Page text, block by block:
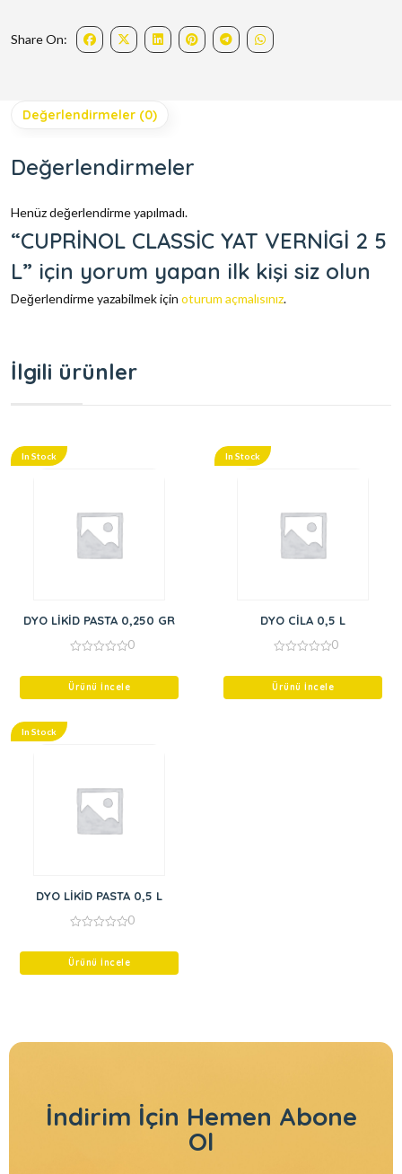
Share On:
Değerlendirmeler (0)
Değerlendirmeler
Henüz değerlendirme yapılmadı.
“CUPRİNOL CLASSİC YAT VERNİGİ 2 5
L” için yorum yapan ilk kişi siz olun
Değerlendirme yazabilmek için oturum açmalısınız.
İlgili ürünler
In Stock
DYO LİKİD PASTA 0,250 GR
of
0
Ürünü İncele
In Stock
DYO CİLA 0,5 L
of
0
Ürünü İncele
In Stock
DYO LİKİD PASTA 0,5 L
of
0
Ürünü İncele
İndirim İçin Hemen Abone
Ol